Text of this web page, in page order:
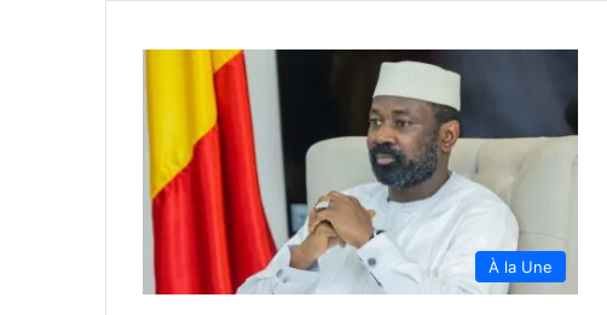
À la Une